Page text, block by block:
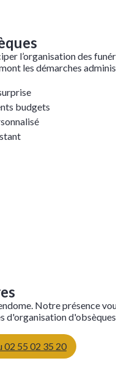
l’organisation des
les démarches
budgets
Notre présence
02 55 02 35 20